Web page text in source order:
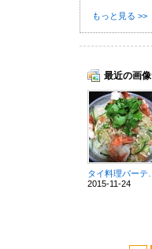
もっと見る >>
最近の画
2015-11-24